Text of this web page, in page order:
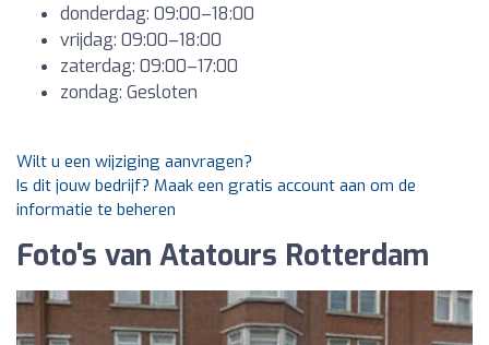
donderdag: 09:00–18:00
vrijdag: 09:00–18:00
zaterdag: 09:00–17:00
zondag: Gesloten
Wilt u een wijziging aanvragen?
Is dit jouw bedrijf? Maak een gratis account aan om de
informatie te beheren
Foto's van Atatours Rotterdam